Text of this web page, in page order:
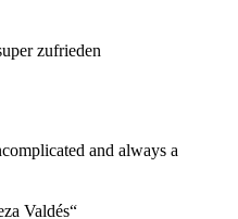
zufrieden
and always a